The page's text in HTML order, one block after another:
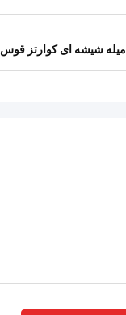
میله شیشه ای کوارتز قوس